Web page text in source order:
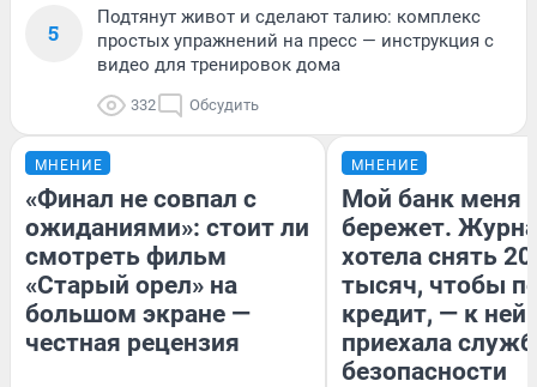
5
Подтянут живот и сделают талию: комплекс
простых упражнений на пресс — инструкция с
видео для тренировок дома
332 Обсудить
МНЕНИЕ
«Финал не совпал с
ожиданиями»: стоит ли
смотреть фильм
«Старый орел» на
большом экране —
честная рецензия
МНЕНИЕ
Мой банк меня
бережет.
хотела снять
тысяч, чтобы
кредит, — к
приехала
безопасности